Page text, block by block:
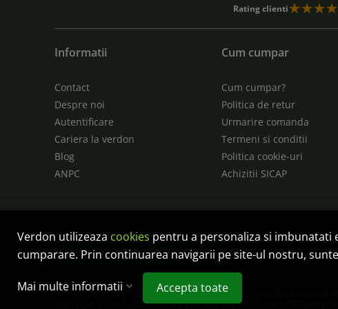
Rating clienti
Informatii
Contact
Despre noi
Autentificare
Cariera la verdon
Blog
ANPC
Cum cumpar
Cum cumpar?
Politica de retur
Urmarire comanda
Termeni si conditii
Politica cookie-uri
Achizitii SICAP
Controlează-ți confidențialitatea Anulare
SC Verdon Solution SRL este operator de date cu caracter personal:
Copyright © 2014-2026 - SC Verdon Solution SRL CUI: RO32678550
Verdon utilizeaza cookies pentru a personaliza si imbunatati
cumparare. Prin continuarea navigarii pe site-ul nostru,
Mai multe informatii Accepta toate